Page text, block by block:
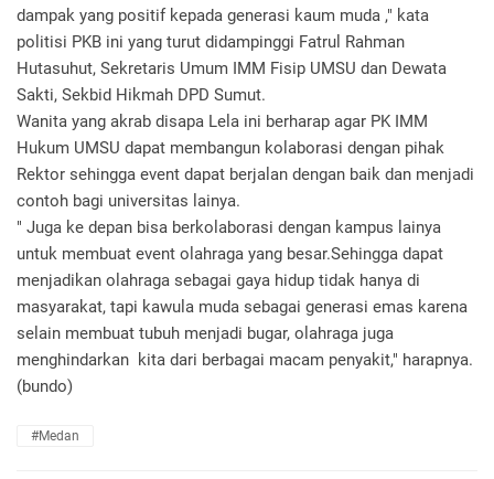
dampak yang positif kepada generasi kaum muda ," kata
politisi PKB ini yang turut didampinggi Fatrul Rahman
Hutasuhut, Sekretaris Umum IMM Fisip UMSU dan Dewata
Sakti, Sekbid Hikmah DPD Sumut.
Wanita yang akrab disapa Lela ini berharap agar PK IMM
Hukum UMSU dapat membangun kolaborasi dengan pihak
Rektor sehingga event dapat berjalan dengan baik dan menjadi
contoh bagi universitas lainya.
" Juga ke depan bisa berkolaborasi dengan kampus lainya
untuk membuat event olahraga yang besar.Sehingga dapat
menjadikan olahraga sebagai gaya hidup tidak hanya di
masyarakat, tapi kawula muda sebagai generasi emas karena
selain membuat tubuh menjadi bugar, olahraga juga
menghindarkan kita dari berbagai macam penyakit," harapnya.
(bundo)
#Medan